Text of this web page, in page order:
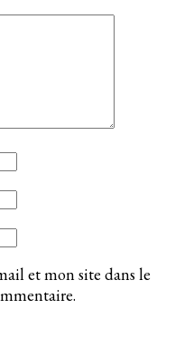
et mon site dans le